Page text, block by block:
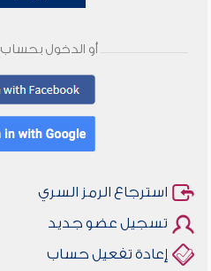
أو الدخول بحساب
استرجاع الرمز السري
تسجيل عضو جديد
إعادة تفعيل حساب